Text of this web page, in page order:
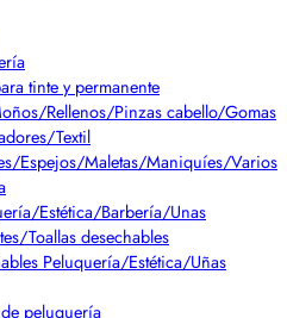
tinte y permanente
Rellenos/Pinzas cabello/Gomas
Textil
Espejos/Maletas/Maniquíes/Varios
Estética/Barbería/Unas
Toallas desechables
Peluquería/Estética/Uñas
peluquería